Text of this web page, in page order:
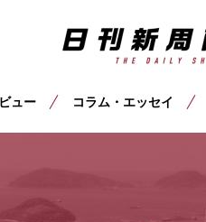
ュー コラム・エッセイ